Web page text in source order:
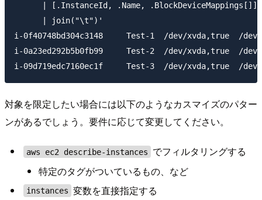
      | [.InstanceId, .Name, .BlockDeviceMappings[]]
      | join("\t")'
i-0f40748bd304c3148	Test-1	/dev/xvda,true	/dev/sdb,true
i-0a23ed292b5b0fb99	Test-2	/dev/xvda,true	/dev/sdb,true	/dev/sdf,true
対象を限定したい場合には以下のようなカスマイズのパター
ンがあるでしょう。要件に応じて変更してください。
aws ec2 describe-instances
でフィルタリングする
特定のタグがついているもの、など
instances 変数を直接指定する